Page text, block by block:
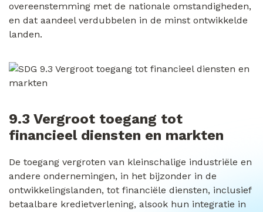
overeenstemming met de nationale omstandigheden,
en dat aandeel verdubbelen in de minst ontwikkelde
landen.
9.3 Vergroot toegang tot
financieel diensten en markten
De toegang vergroten van kleinschalige industriële en
andere ondernemingen, in het bijzonder in de
ontwikkelingslanden, tot financiële diensten, inclusief
betaalbare kredietverlening, alsook hun integratie in